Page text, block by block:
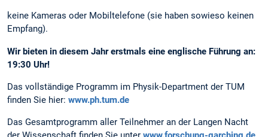
keine Kameras oder Mobiltelefone (sie haben sowieso keinen
Empfang).
Wir bieten in diesem Jahr erstmals eine englische Führung an:
19:30 Uhr!
Das vollständige Programm im Physik-Department der TUM
finden Sie hier: www.ph.tum.de
Das Gesamtprogramm aller Teilnehmer an der Langen Nacht